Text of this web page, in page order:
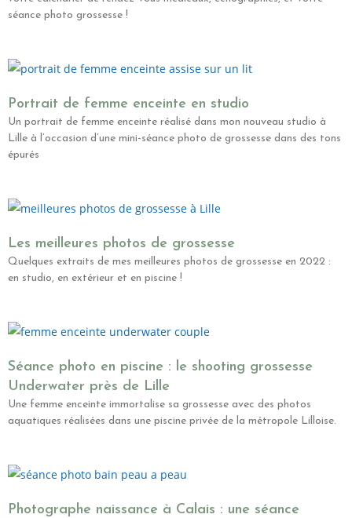
séance photo grossesse !
Portrait de femme enceinte en studio
Un portrait de femme enceinte réalisé dans mon nouveau studio à
Lille à l’occasion d’une mini-séance photo de grossesse dans des tons
épurés
Les meilleures photos de grossesse
Quelques extraits de mes meilleures photos de grossesse en 2022 :
en studio, en extérieur et en piscine !
Séance photo en piscine : le shooting grossesse
Underwater près de Lille
Une femme enceinte immortalise sa grossesse avec des photos
aquatiques réalisées dans une piscine privée de la métropole Lilloise.
Photographe naissance à Calais : une séance